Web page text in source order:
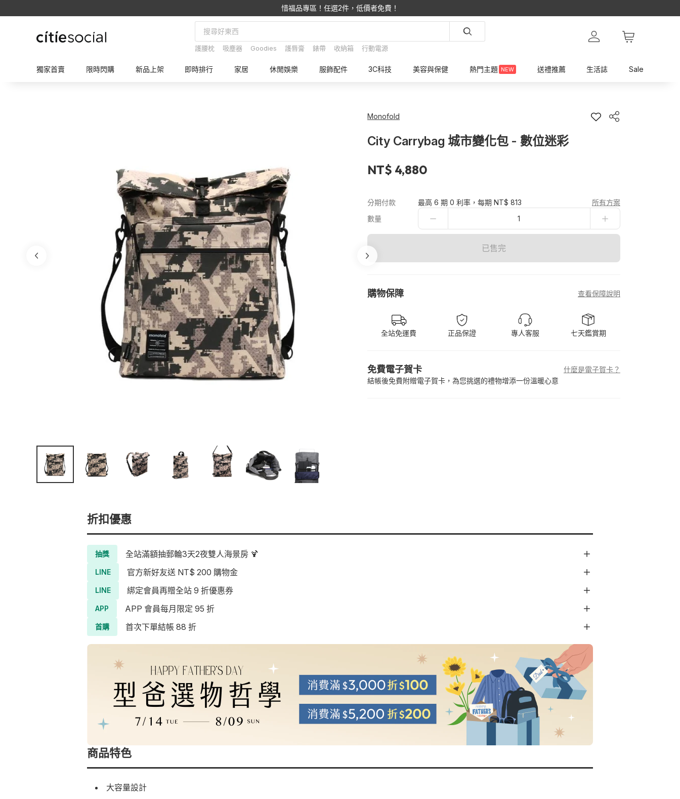
惜福品專區！任選2件，低價者免費！
護腰枕 吸塵器 Goodies 護唇膏 錶帶 收納箱 行動電源
獨家首賣 限時閃購 新品上架 即時排行 家居 休閒娛樂 服飾配件 3C科技 美容與保健 熱門主題 NEW 送禮推薦 生活誌 Sale
Monofold
City Carrybag 城市變化包 - 數位迷彩
NT$ 4,880
分期付款 最高 6 期 0 利率，每期 NT$ 813
所有方案
數量
1
已售完
購物保障 查看保障說明
全站免運費 正品保證 專人客服 七天鑑賞期
免費電子賀卡
什麼是電子賀卡？
結帳後免費附贈電子賀卡，為您挑選的禮物增添一份溫暖心意
折扣優惠
抽獎 全站滿額抽郵輪3天2夜雙人海景房 🍹
LINE 官方新好友送 NT$ 200 購物金
LINE 綁定會員再贈全站 9 折優惠券
APP APP 會員每月限定 95 折
首購 首次下單結帳 88 折
商品特色
大容量設計